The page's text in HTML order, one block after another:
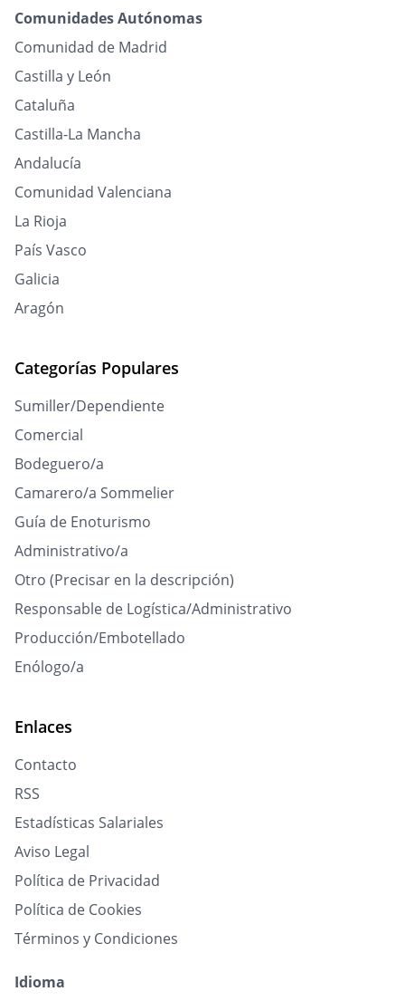
Comunidades Autónomas
Comunidad de Madrid
Castilla y León
Cataluña
Castilla-La Mancha
Andalucía
Comunidad Valenciana
La Rioja
País Vasco
Galicia
Aragón
Categorías Populares
Sumiller/Dependiente
Comercial
Bodeguero/a
Camarero/a Sommelier
Guía de Enoturismo
Administrativo/a
Otro (Precisar en la descripción)
Responsable de Logística/Administrativo
Producción/Embotellado
Enólogo/a
Enlaces
Contacto
RSS
Estadísticas Salariales
Aviso Legal
Política de Privacidad
Política de Cookies
Términos y Condiciones
Idioma